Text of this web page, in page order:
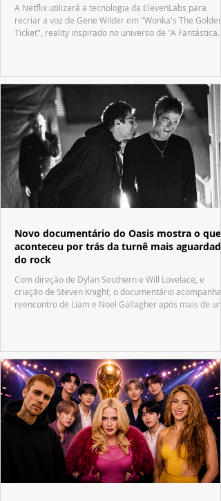
A Netflix utilizará a tecnologia da ElevenLabs para
recriar a voz de Gene Wilder em "Wonka's The Golden
Ticket", reality inspirado no universo de "A Fantástica
Novo documentário do Oasis mostra o que
aconteceu por trás da turnê mais aguardada
do rock
Com direção de Dylan Southern e Will Lovelace, e
criação de Steven Knight, o documentário acompanha
reencontro de Liam e Noel Gallagher após mais de